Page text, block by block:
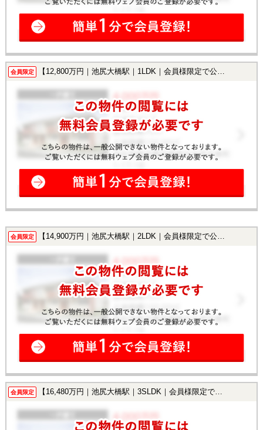
会員限定 【12,800万円｜池尻大橋駅｜1LDK｜会員様限定で公開中！】
会員限定 【14,900万円｜池尻大橋駅｜2LDK｜会員様限定で公開中！】
会員限定 【16,480万円｜池尻大橋駅｜3SLDK｜会員様限定で公開中！】